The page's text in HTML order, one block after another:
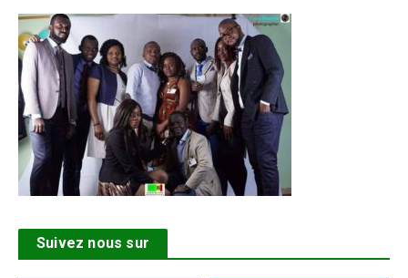
Suivez nous sur